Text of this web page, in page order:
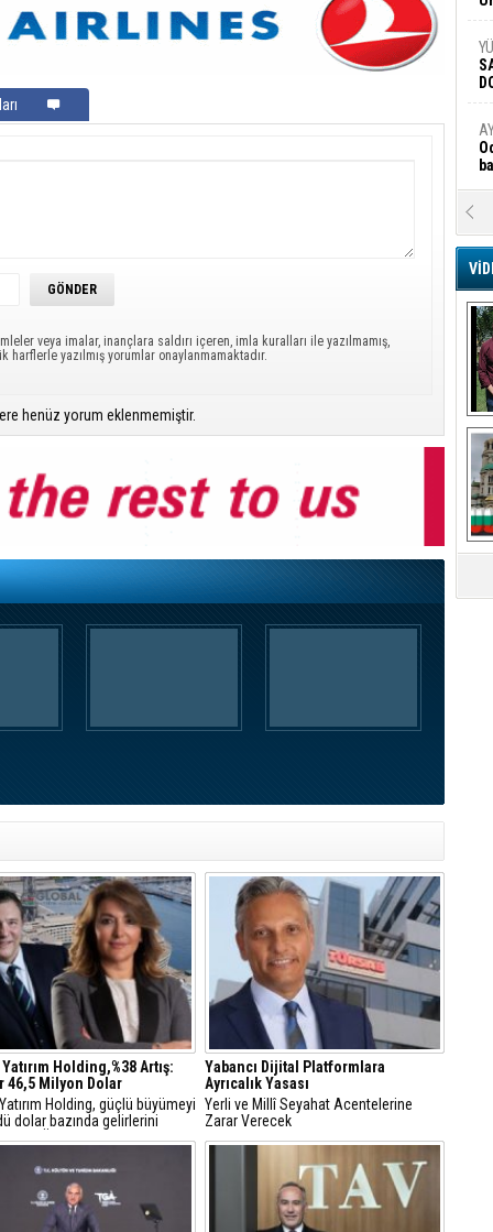
veya imalar, inançlara saldırı içeren, imla kuralları ile yazılmamış,
harflerle yazılmış yorumlar onaylanmamaktadır.
henüz yorum eklenmemiştir.
Holding,%38 Artış:
46,5 Milyon Dolar
Holding, güçlü büyümeyi
dolar bazında gelirlerini
FAVÖK’ünü yüzde 21 artırdı
Yabancı Dijital Platformlara
Ayrıcalık Yasası
Yerli ve Millî Seyahat Acentelerine
Zarar Verecek